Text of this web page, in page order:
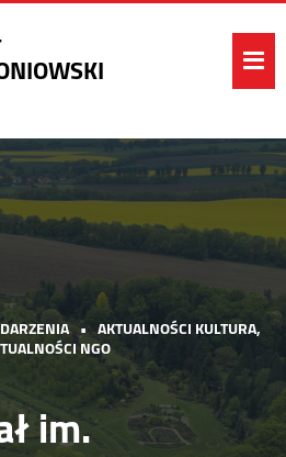
• AKTUALNOŚCI KULTURA,
NGO
im.